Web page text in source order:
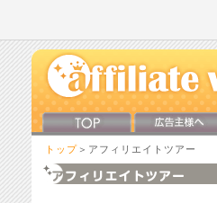
トップ ＞アフィリエイトツアー